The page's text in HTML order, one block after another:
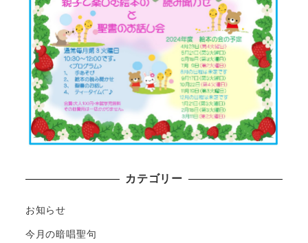
カテゴリー
お知らせ
今月の暗唱聖句